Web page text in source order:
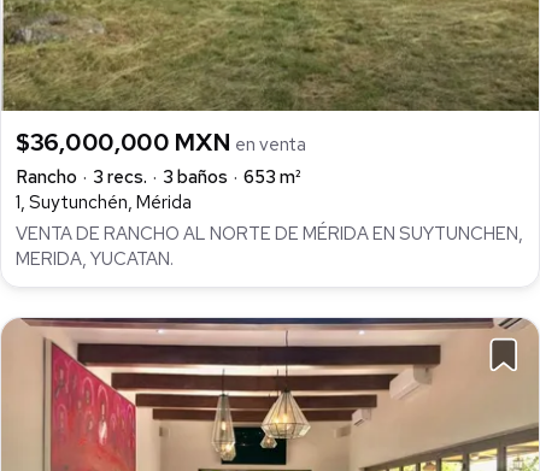
$36,000,000 MXN en venta
Rancho
3 recs. 3 baños
653 m²
1, Suytunchén, Mérida
VENTA DE RANCHO AL NORTE DE MÉRIDA EN SUYTUNCHEN,
MERIDA, YUCATAN.